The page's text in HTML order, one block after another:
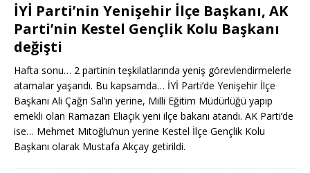
İYİ Parti’nin Yenişehir İlçe Başkanı, AK
Parti’nin Kestel Gençlik Kolu Başkanı
değişti
Hafta sonu… 2 partinin teşkilatlarında yeniş görevlendirmelerle
atamalar yaşandı. Bu kapsamda… İYİ Parti’de Yenişehir İlçe
Başkanı Ali Çağrı Sal’ın yerine, Milli Eğitim Müdürlüğü yapıp
emekli olan Ramazan Eliaçık yeni ilçe bakanı atandı. AK Parti’de
ise… Mehmet Mıtoğlu’nun yerine Kestel İlçe Gençlik Kolu
Başkanı olarak Mustafa Akçay getirildi.